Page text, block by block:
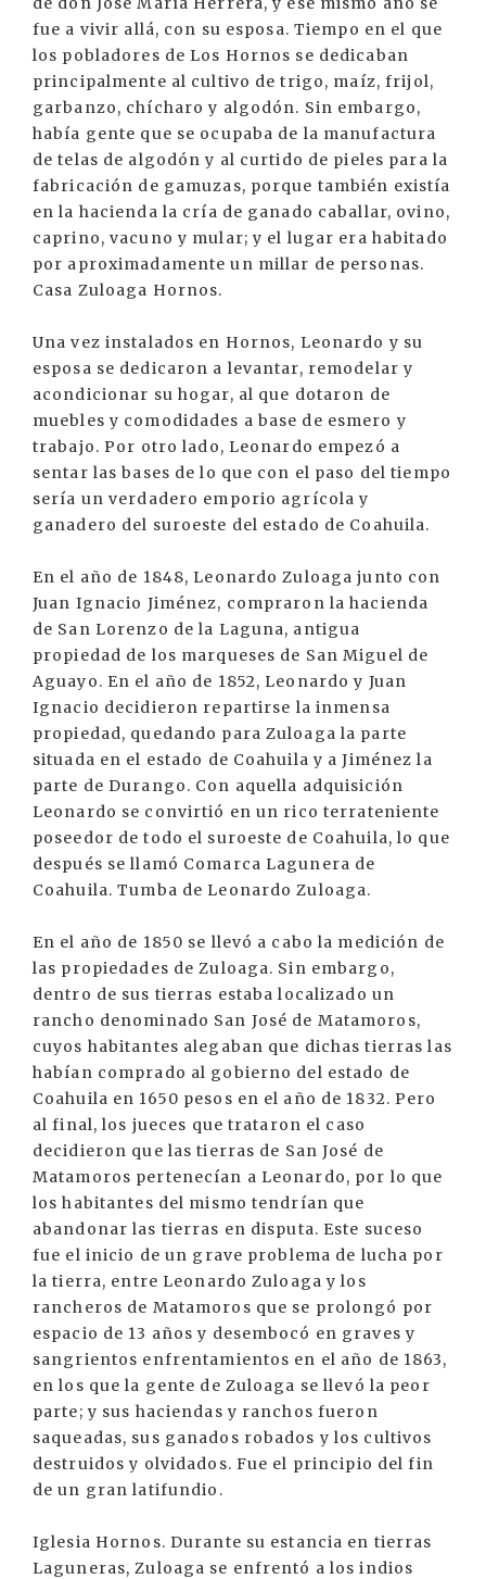
fue a vivir allá, con su esposa. Tiempo en el que
los pobladores de Los Hornos se dedicaban
principalmente al cultivo de trigo, maíz, frijol,
garbanzo, chícharo y algodón. Sin embargo,
había gente que se ocupaba de la manufactura
de telas de algodón y al curtido de pieles para la
fabricación de gamuzas, porque también existía
en la hacienda la cría de ganado caballar, ovino,
caprino, vacuno y mular; y el lugar era habitado
por aproximadamente un millar de personas.
Casa Zuloaga Hornos.
Una vez instalados en Hornos, Leonardo y su
esposa se dedicaron a levantar, remodelar y
acondicionar su hogar, al que dotaron de
muebles y comodidades a base de esmero y
trabajo. Por otro lado, Leonardo empezó a
sentar las bases de lo que con el paso del tiempo
sería un verdadero emporio agrícola y
ganadero del suroeste del estado de Coahuila.
En el año de 1848, Leonardo Zuloaga junto con
Juan Ignacio Jiménez, compraron la hacienda
de San Lorenzo de la Laguna, antigua
propiedad de los marqueses de San Miguel de
Aguayo. En el año de 1852, Leonardo y Juan
Ignacio decidieron repartirse la inmensa
propiedad, quedando para Zuloaga la parte
situada en el estado de Coahuila y a Jiménez la
parte de Durango. Con aquella adquisición
Leonardo se convirtió en un rico terrateniente
poseedor de todo el suroeste de Coahuila, lo que
después se llamó Comarca Lagunera de
Coahuila. Tumba de Leonardo Zuloaga.
En el año de 1850 se llevó a cabo la medición de
las propiedades de Zuloaga. Sin embargo,
dentro de sus tierras estaba localizado un
rancho denominado San José de Matamoros,
cuyos habitantes alegaban que dichas tierras las
habían comprado al gobierno del estado de
Coahuila en 1650 pesos en el año de 1832. Pero
al final, los jueces que trataron el caso
decidieron que las tierras de San José de
Matamoros pertenecían a Leonardo, por lo que
los habitantes del mismo tendrían que
abandonar las tierras en disputa. Este suceso
fue el inicio de un grave problema de lucha por
la tierra, entre Leonardo Zuloaga y los
rancheros de Matamoros que se prolongó por
espacio de 13 años y desembocó en graves y
sangrientos enfrentamientos en el año de 1863,
en los que la gente de Zuloaga se llevó la peor
parte; y sus haciendas y ranchos fueron
saqueadas, sus ganados robados y los cultivos
destruidos y olvidados. Fue el principio del fin
de un gran latifundio.
Iglesia Hornos. Durante su estancia en tierras
Laguneras, Zuloaga se enfrentó a los indios